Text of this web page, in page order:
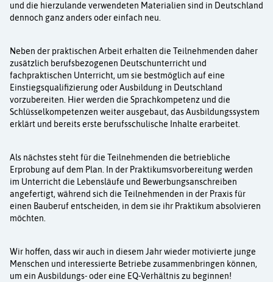
und die hierzulande verwendeten Materialien sind in Deutschland
dennoch ganz anders oder einfach neu.
Neben der praktischen Arbeit erhalten die Teilnehmenden daher
zusätzlich berufsbezogenen Deutschunterricht und
fachpraktischen Unterricht, um sie bestmöglich auf eine
Einstiegsqualifizierung oder Ausbildung in Deutschland
vorzubereiten. Hier werden die Sprachkompetenz und die
Schlüsselkompetenzen weiter ausgebaut, das Ausbildungssystem
erklärt und bereits erste berufsschulische Inhalte erarbeitet.
Als nächstes steht für die Teilnehmenden die betriebliche
Erprobung auf dem Plan. In der Praktikumsvorbereitung werden
im Unterricht die Lebensläufe und Bewerbungsanschreiben
angefertigt, während sich die Teilnehmenden in der Praxis für
einen Bauberuf entscheiden, in dem sie ihr Praktikum absolvieren
möchten.
Wir hoffen, dass wir auch in diesem Jahr wieder motivierte junge
Menschen und interessierte Betriebe zusammenbringen können,
um ein Ausbildungs- oder eine EQ-Verhältnis zu beginnen!